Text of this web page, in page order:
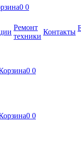
0 0
Ремонт
техники
Контакты
0 0
0 0